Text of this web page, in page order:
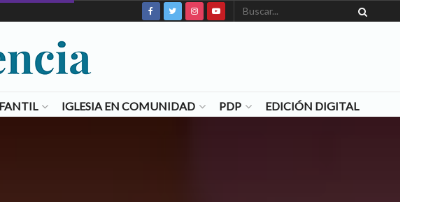
IGLESIA EN COMUNIDAD PDP EDICIÓN DIGITAL